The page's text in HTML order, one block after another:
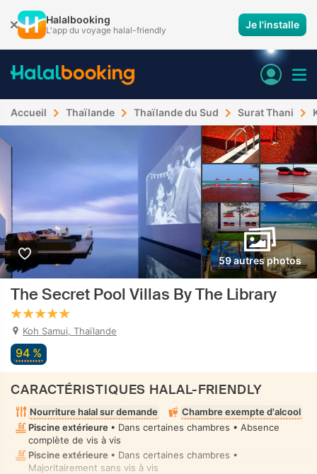
Halalbooking
L'app du voyage halal-friendly Je l'installe
Accueil Thaïlande Thaïlande du Sud Surat Thani
59 autres photos
The Secret Pool Villas By The Library
Koh Samui, Thaïlande
94 %
CARACTÉRISTIQUES HALAL-FRIENDLY
Nourriture halal sur demande
Chambre exempte d'alcool
Piscine extérieure • Dans certaines chambres • Absence
complète de vis à vis
Piscine extérieure • Dans certaines chambres •
Majoritairement sans vis à vis